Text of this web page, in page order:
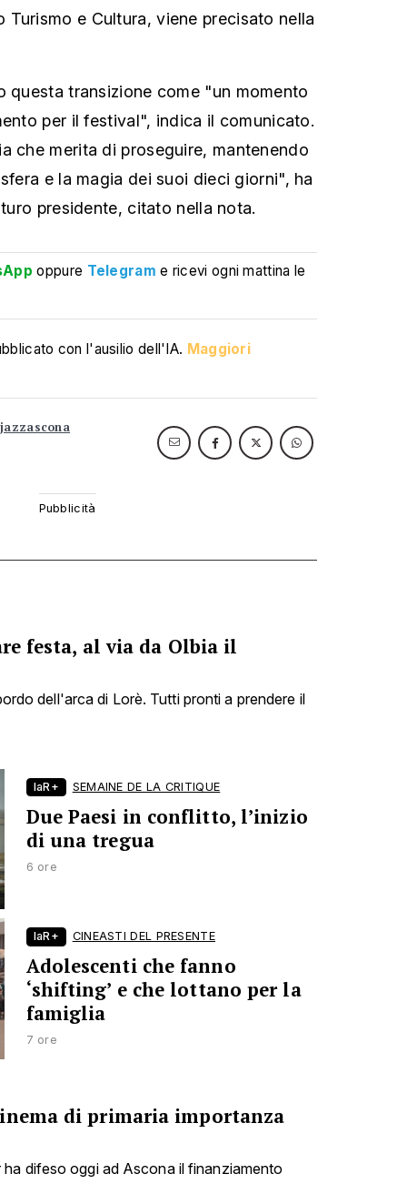
e Cultura, viene precisato nella
questa transizione come "un momento
per il festival", indica il comunicato.
che merita di proseguire, mantenendo
e la magia dei suoi dieci giorni", ha
presidente, citato nella nota.
oppure Telegram e ricevi ogni mattina le
con l'ausilio dell'IA. Maggiori
jazzascona
festa, al via da Olbia il
dell'arca di Lorè. Tutti pronti a prendere il
laR+ SEMAINE DE LA CRITIQUE
Due Paesi in conflitto, l’inizio
di una tregua
6 ore
laR+ CINEASTI DEL PRESENTE
Adolescenti che fanno
‘shifting’ e che lottano per la
famiglia
7 ore
di primaria importanza
difeso oggi ad Ascona il finanziamento